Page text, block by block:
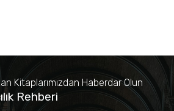
Kitaplarımızdan Haberdar Olun
Rehberi